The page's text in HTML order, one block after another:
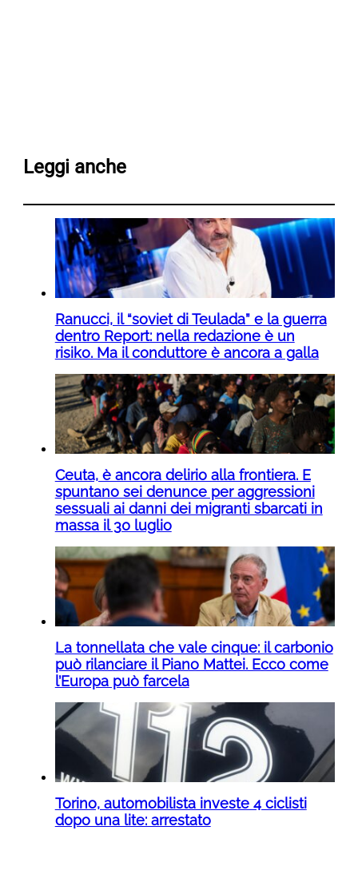
Leggi anche
Ranucci, il “soviet di Teulada” e la guerra
dentro Report: nella redazione è un
risiko. Ma il conduttore è ancora a galla
Ceuta, è ancora delirio alla frontiera. E
spuntano sei denunce per aggressioni
sessuali ai danni dei migranti sbarcati in
massa il 30 luglio
La tonnellata che vale cinque: il carbonio
può rilanciare il Piano Mattei. Ecco come
l’Europa può farcela
Torino, automobilista investe 4 ciclisti
dopo una lite: arrestato